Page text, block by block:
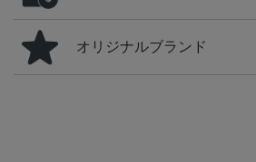
オリジナルブランド